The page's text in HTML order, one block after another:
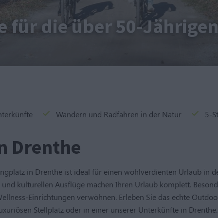
für die über 50-Jährigen
Wandern und Radfahren in der Natur 5-
Drenthe
in Drenthe ist ideal für einen wohlverdienten Urlaub in
kulturellen Ausflüge machen Ihren Urlaub komplett.
Einrichtungen verwöhnen. Erleben Sie das echte
Stellplatz oder in einer unserer Unterkünfte in